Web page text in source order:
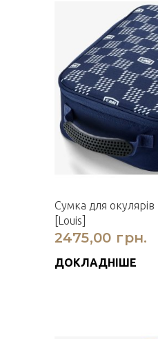
Сумка для
[Louis]
2475,00 грн.
ДОКЛАДНІШЕ